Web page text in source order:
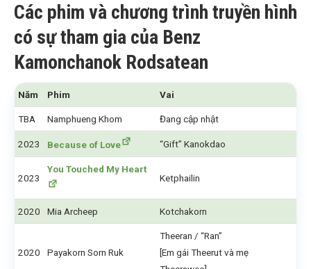
Các phim và chương trình truyền hình
có sự tham gia của Benz
Kamonchanok Rodsatean
Năm Phim Vai
TBA Namphueng Khom Đang cập nhật
2023 Because of Love “Gift” Kanokdao
2023
You Touched My Heart
Ketphailin
2020 Mia Archeep Kotchakorn
2020 Payakorn Sorn Ruk
Theeran / “Ran”
[Em gái Theerut và mẹ